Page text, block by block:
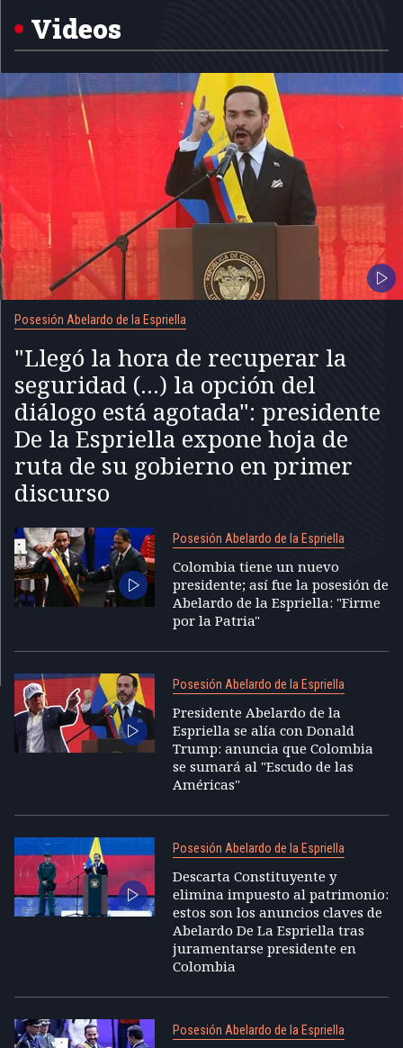
Videos
Posesión Abelardo de la Espriella
"Llegó la hora de recuperar la
seguridad (...) la opción del
diálogo está agotada": presidente
De la Espriella expone hoja de
ruta de su gobierno en primer
discurso
Posesión Abelardo de la Espriella
Colombia tiene un nuevo
presidente; así fue la posesión de
Abelardo de la Espriella: "Firme
por la Patria"
Posesión Abelardo de la Espriella
Presidente Abelardo de la
Espriella se alía con Donald
Trump: anuncia que Colombia
se sumará al "Escudo de las
Américas"
Posesión Abelardo de la Espriella
Descarta Constituyente y
elimina impuesto al patrimonio:
estos son los anuncios claves de
Abelardo De La Espriella tras
juramentarse presidente en
Colombia
Posesión Abelardo de la Espriella